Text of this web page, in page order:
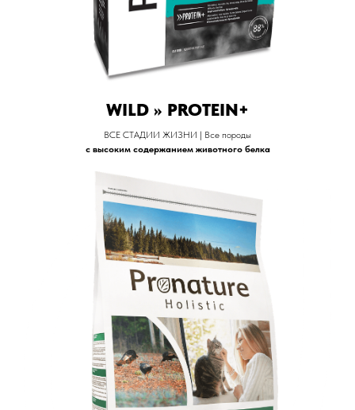
WILD >> PROTEIN+
ВСЕ СТАДИИ ЖИЗНИ | Все породы
с высоким содержанием животного белка